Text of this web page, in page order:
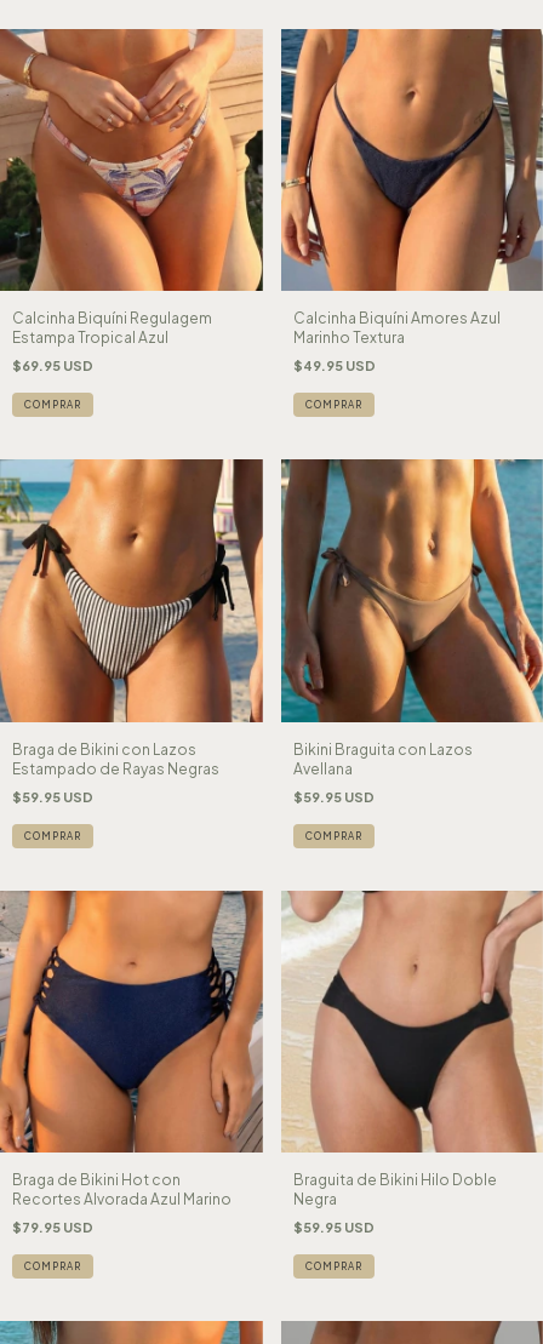
Calcinha Biquíni Regulagem
Estampa Tropical Azul
$69.95 USD
COMPRAR
Calcinha Biquíni Amores Azul
Marinho Textura
$49.95 USD
COMPRAR
Braga de Bikini con Lazos
Estampado de Rayas Negras
$59.95 USD
COMPRAR
Bikini Braguita con Lazos
Avellana
$59.95 USD
COMPRAR
Braga de Bikini Hot con
Recortes Alvorada Azul Marino
$79.95 USD
COMPRAR
Braguita de Bikini Hilo Doble
Negra
$59.95 USD
COMPRAR